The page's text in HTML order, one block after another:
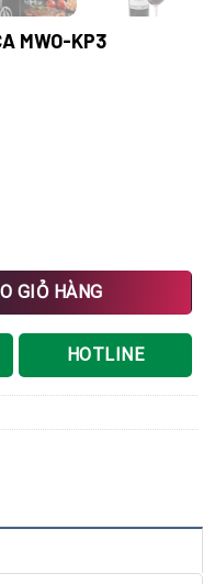
MWO-KP3
số lượng
GIỎ HÀNG
HOTLINE